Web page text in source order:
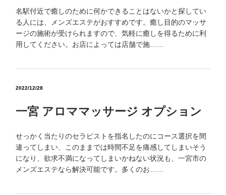
名駅付近で癒しのために何かできることはないかと探してい
る人には、メンズエステがおすすめです。癒し目的のマッサ
ージの施術が受けられますので、気軽に癒しを得るために利
用してください。お店によっては店舗で施……
2022/12/28
一宮 アロママッサージ オプション
せっかく当たりのセラピストを指名したのにコース選択を間
違ってしまい、このままでは時間不足を痛感してしまいそう
になり、欲求不満になってしまいかねない状況も、一宮市の
メンズエステなら解決可能です。多くのお……